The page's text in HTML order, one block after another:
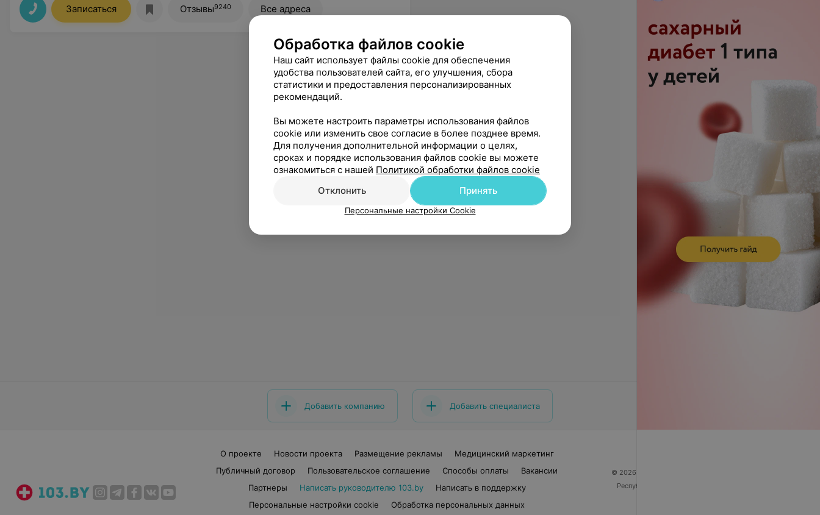
Записаться Отзывы9240 Все адреса
Добавить компанию Добавить специалиста
О проекте Новости проекта Размещение рекламы
Медицинский маркетинг
Публичный договор
Пользовательское соглашение Способы оплаты
Вакансии
Партнеры
Написать руководителю 103.by
Написать в поддержку
Персональные настройки cookie
Обработка персональных данных
© 2026 ООО «Артокс Лаб», УНП 191700409
Республика Беларусь, г. Минск, улица Толбухина, 2,
Обработка файлов cookie
Наш сайт использует файлы cookie для обеспечения
удобства пользователей сайта, его улучшения, сбора
статистики и предоставления персонализированных
рекомендаций.
Вы можете настроить параметры использования файлов
cookie или изменить свое согласие в более позднее время.
Для получения дополнительной информации о целях,
сроках и порядке использования файлов cookie вы можете
ознакомиться с нашей Политикой обработки файлов cookie
Отклонить
Принять
Персональные настройки Cookie